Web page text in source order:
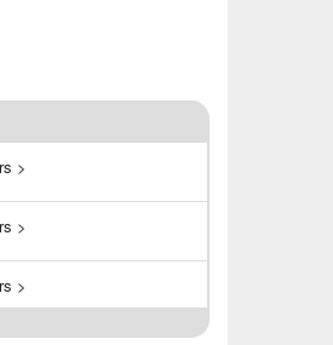
>
>
>